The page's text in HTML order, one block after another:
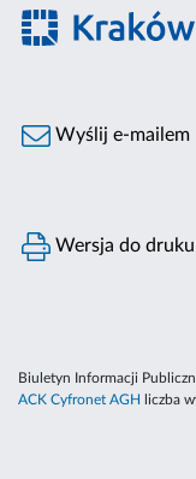
Wyślij e-mailem
Wersja do druku
Biuletyn Informacji
ACK Cyfronet AGH liczba